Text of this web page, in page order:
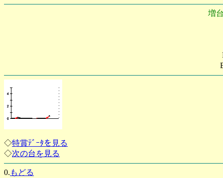
増
◇特賞ﾃﾞｰﾀを見る
◇次の台を見る
0. もどる